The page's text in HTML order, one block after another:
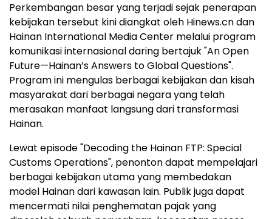
Perkembangan besar yang terjadi sejak penerapan
kebijakan tersebut kini diangkat oleh Hinews.cn dan
Hainan International Media Center melalui program
komunikasi internasional daring bertajuk "An Open
Future—Hainan’s Answers to Global Questions".
Program ini mengulas berbagai kebijakan dan kisah
masyarakat dari berbagai negara yang telah
merasakan manfaat langsung dari transformasi
Hainan.
Lewat episode "Decoding the Hainan FTP: Special
Customs Operations", penonton dapat mempelajari
berbagai kebijakan utama yang membedakan
model Hainan dari kawasan lain. Publik juga dapat
mencermati nilai penghematan pajak yang